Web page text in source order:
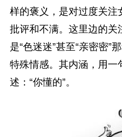
样的褒义，是对过度关注
批评和不满。这里边的关
是“色迷迷”甚至“亲密密”
特殊情感。其内涵，用一
述：“你懂的”。